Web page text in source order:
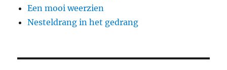
Een mooi weerzien
Nesteldrang in het gedrang